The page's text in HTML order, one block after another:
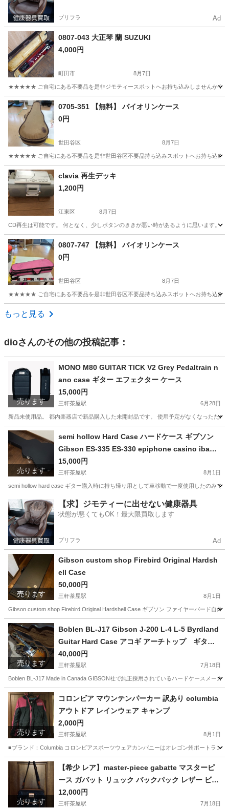
プリフラ Ad
0807-043 大正琴 蘭 SUZUKI
4,000円
町田市 8月7日
★★★★★ ご自宅にある不要品を是非ジモティースポットへお持ち込みしませんか？
東京 町田市 SUZUKI
0705-351 【無料】 バイオリンケース
0円
世田谷区 8月7日
★★★★★ ご自宅にある不要品を是非世田谷区不要品持ち込みスポットへお持ち込みし
東京 世田谷区 アクセサリー
clavia 再生デッキ
1,200円
江東区 8月7日
CD再生は可能です。 何となく、少しボタンのききが悪い時があるように思います。
東京 江東区 デッキ
0807-747 【無料】 バイオリンケース
0円
世田谷区 8月7日
★★★★★ ご自宅にある不要品を是非世田谷区不要品持ち込みスポットへお持ち込みし
東京 世田谷区
もっと見る
dioさんのその他の投稿記事：
売ります
MONO M80 GUITAR TICK V2 Grey Pedaltrain n
ano case ギター エフェクター ケース
15,000円
三軒茶屋駅 6月28日
新品未使用品。 都内楽器店で新品購入した未開封品です。 使用予定がなくなったた
東京 世田谷区 Pedaltrain
売ります
semi hollow Hard Case ハードケース ギブソン
Gibson ES-335 ES-330 epiphone casino ibane
z セミアコ フルアコ エレキ 対応
15,000円
三軒茶屋駅 8月1日
semi hollow hard case ギター購入時に持ち帰り用として車移動で一度使用したのみで
東京 世田谷区 三軒茶屋駅 弦楽器、ギター フルアコ
【求】ジモティーに出せない健康器具
状態が悪くてもOK！最大限買取します
プリフラ Ad
売ります
Gibson custom shop Firebird Original Hardsh
ell Case
50,000円
三軒茶屋駅 8月1日
Gibson custom shop Firebird Original Hardshell Case ギブソン ファイヤーバード自体
東京 世田谷区
売ります
Boblen BL-J17 Gibson J-200 L-4 L-5 Byrdland
Guitar Hard Case アコギ アーチトップ ギター
ケース
40,000円
三軒茶屋駅 7月18日
Boblen BL-J17 Made in Canada GIBSON社で純正採用されているハードケースメー
東京 世田谷区 三軒茶屋駅 ギブソン
売ります
コロンビア マウンテンパーカー 訳あり columbia
アウトドア レインウェア キャンプ
2,000円
三軒茶屋駅 8月1日
■ブランド：Columbia コロンビアスポーツウェアカンパニーはオレゴン州ポートラン
東京 世田谷区 三軒茶屋駅
売ります
【希少 レア】master-piece gabatte マスターピ
ース ガバット リュック バックパック レザー ビジ
ネス バッグ
12,000円
三軒茶屋駅 7月18日